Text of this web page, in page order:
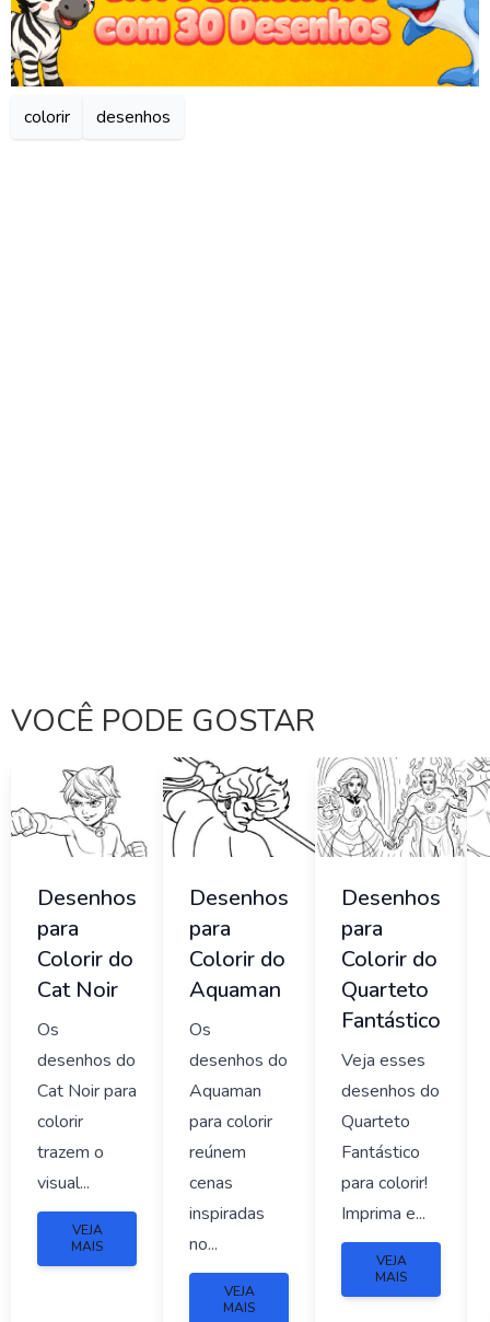
colorir desenhos
VOCÊ PODE GOSTAR
Desenhos
para
Colorir do
Cat Noir
Os
desenhos do
Cat Noir para
colorir
trazem o
visual...
VEJA
MAIS
Desenhos
para
Colorir do
Aquaman
Os
desenhos do
Aquaman
para colorir
reúnem
cenas
inspiradas
no...
VEJA
MAIS
Desenhos
para
Colorir do
Quarteto
Fantástico
Veja esses
desenhos do
Quarteto
Fantástico
para colorir!
Imprima e...
VEJA
MAIS